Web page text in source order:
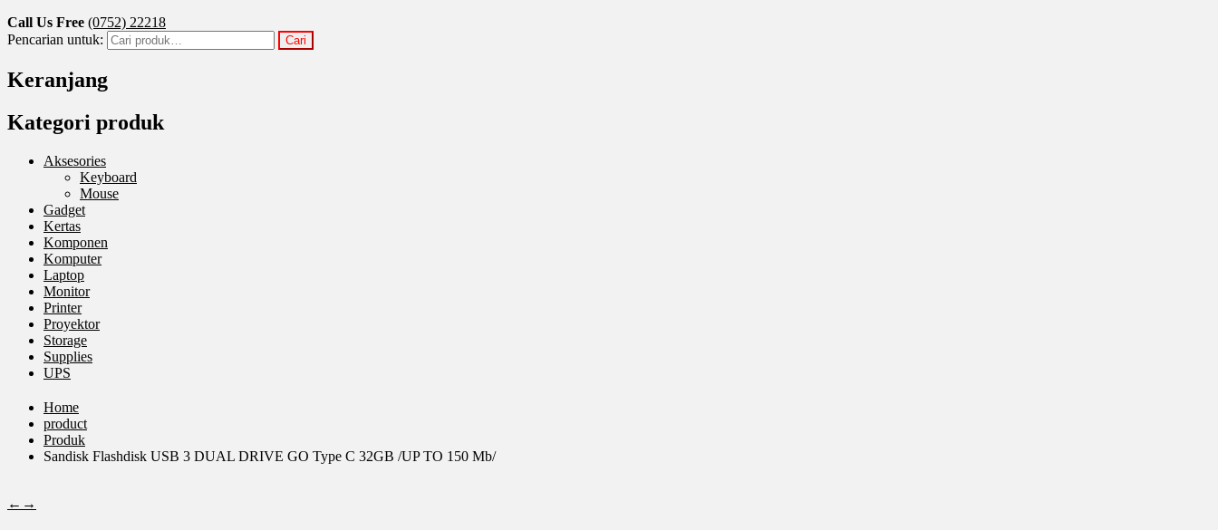
Call Us Free (0752) 22218
Pencarian untuk:
Cari
Keranjang
Kategori produk
Aksesories
Keyboard
Mouse
Gadget
Kertas
Komponen
Komputer
Laptop
Monitor
Printer
Proyektor
Storage
Supplies
UPS
Home
product
Produk
Sandisk Flashdisk USB 3 DUAL DRIVE GO Type C 32GB /UP TO 150 Mb/
← →